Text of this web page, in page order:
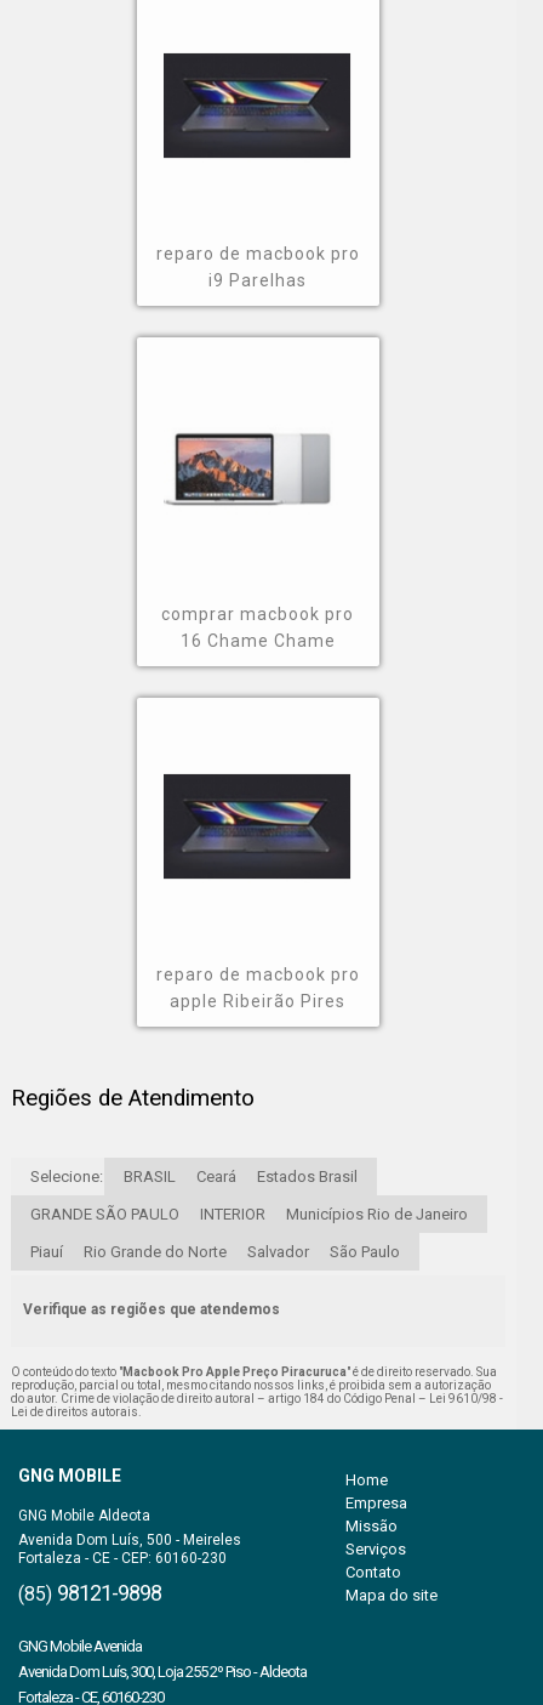
reparo de macbook pro
i9 Parelhas
comprar macbook pro
16 Chame Chame
reparo de macbook pro
apple Ribeirão Pires
Regiões de Atendimento
Selecione: BRASIL Ceará Estados Brasil
GRANDE SÃO PAULO INTERIOR Municípios Rio de Janeiro
Piauí Rio Grande do Norte Salvador São Paulo
Verifique as regiões que atendemos
O conteúdo do texto "Macbook Pro Apple Preço Piracuruca" é de direito reservado. Sua
reprodução, parcial ou total, mesmo citando nossos links, é proibida sem a autorização
do autor. Crime de violação de direito autoral – artigo 184 do Código Penal –
Lei 9610/98 -
Lei de direitos autorais
GNG MOBILE
Avenida Dom Luís, 500 - Meireles
Fortaleza - CE - CEP: 60160-230
(85) 98121-9898
Home
Empresa
Missão
Serviços
Contato
Mapa do site